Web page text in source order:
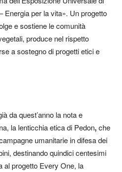
Energia per la vita». Un progetto
e sostiene le comunità
produce nel rispetto
a sostegno di progetti etici e
da quest’anno la nota e
la lenticchia etica di Pedon,che
umanitarie in difesa dei
destinando quindici centesimi
al progetto Every One, la